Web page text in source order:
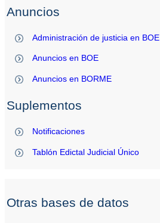
Anuncios
Administración de justicia en BOE
Anuncios en BOE
Anuncios en BORME
Suplementos
Notificaciones
Tablón Edictal Judicial Único
Otras bases de datos